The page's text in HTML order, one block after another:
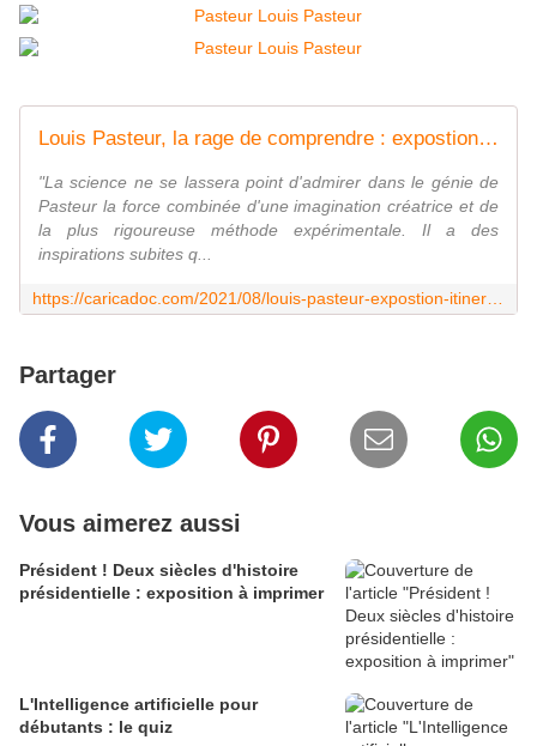
Louis Pasteur, la rage de comprendre : expostion itinérante à imprimer - bienvenue chez C A R I C A D O C
"La science ne se lassera point d'admirer dans le génie de
Pasteur la force combinée d'une imagination créatrice et de
la plus rigoureuse méthode expérimentale. Il a des
inspirations subites q...
Partager
Vous aimerez aussi
Président ! Deux siècles d'histoire
présidentielle : exposition à imprimer
L'Intelligence artificielle pour
débutants : le quiz